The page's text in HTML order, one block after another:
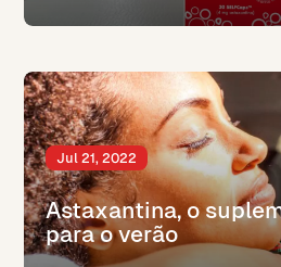
Astaxantina, o
para o verão
Jul 21, 2022